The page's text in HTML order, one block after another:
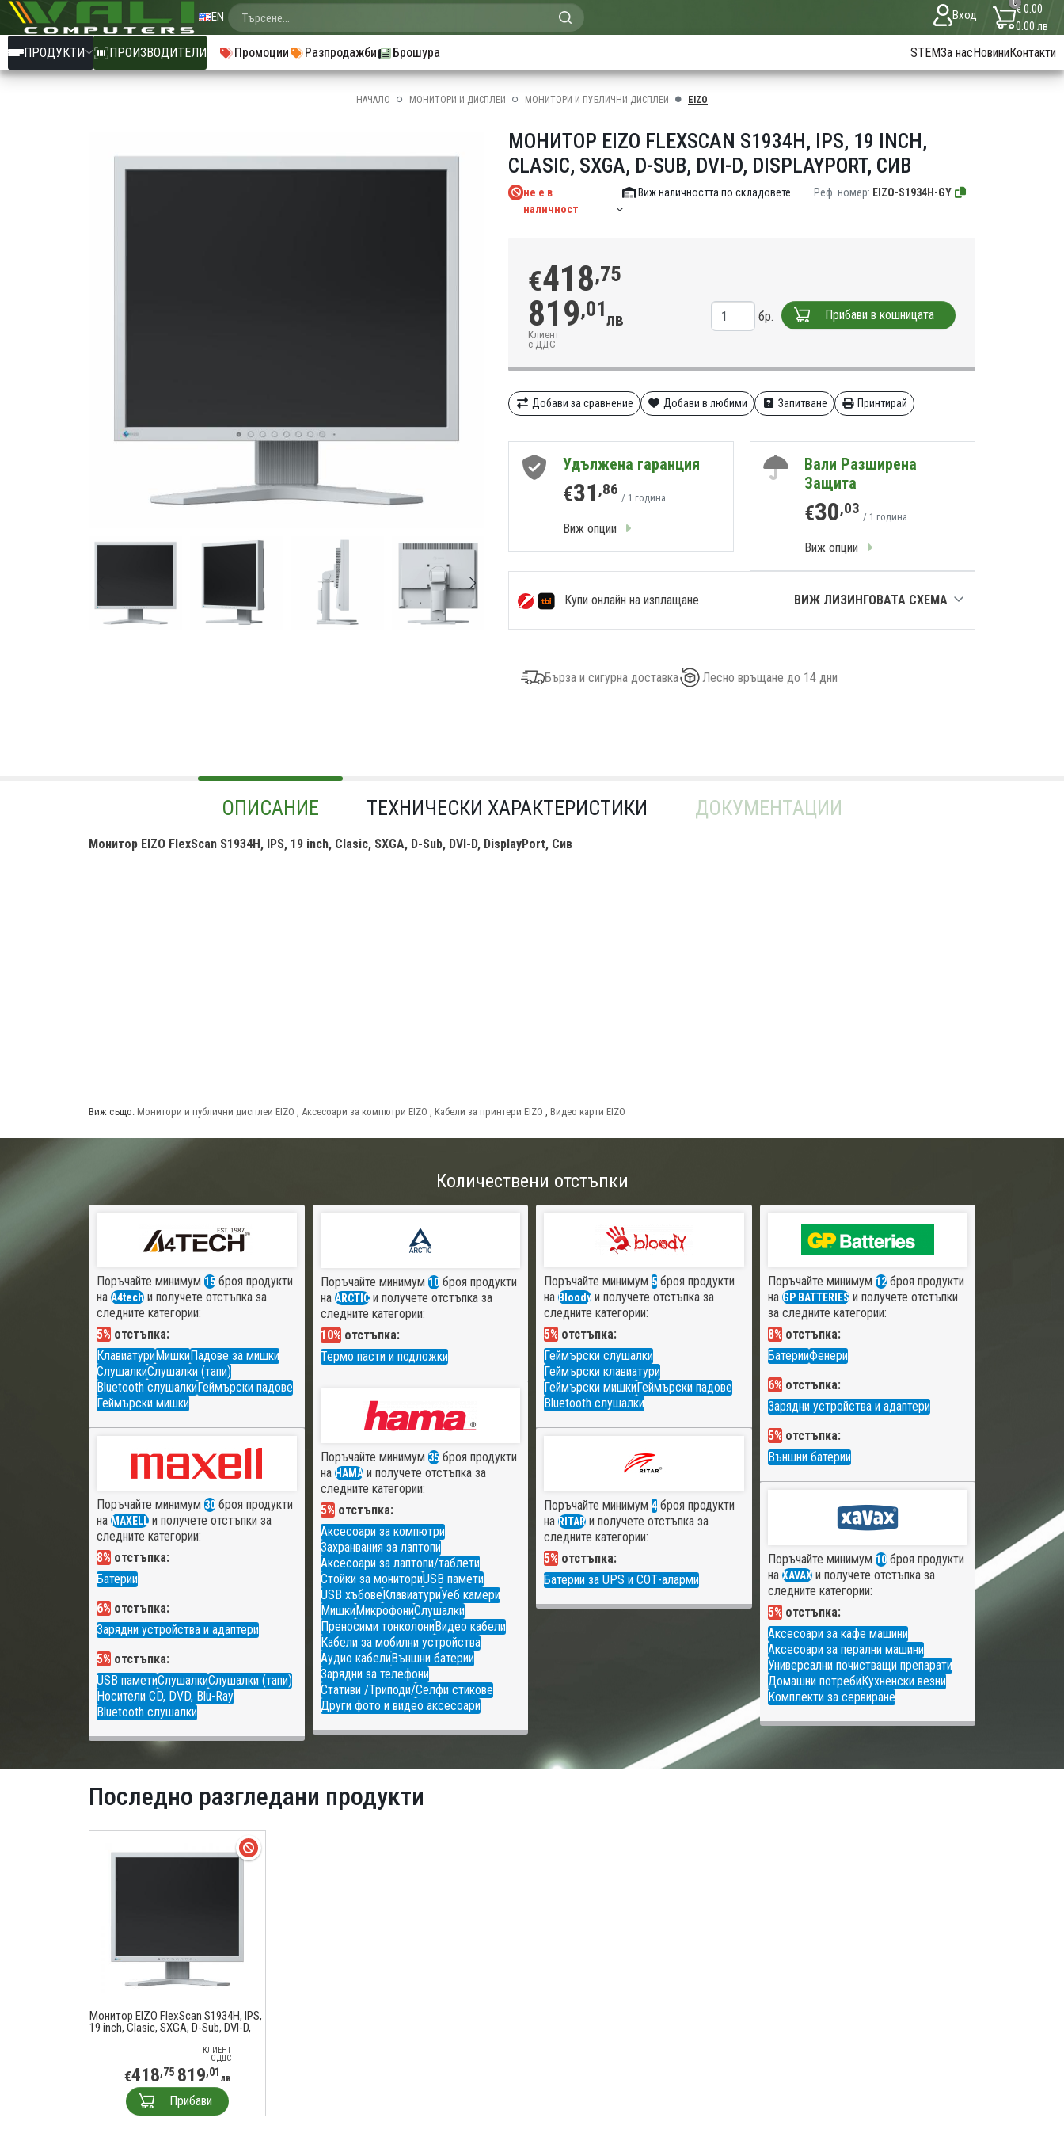
EN Вход
0€ 0.00
0.00 лв
ПРОДУКТИ ПРОИЗВОДИТЕЛИ Промоции Разпродажби Брошура STEMЗа насНовиниКонтакти
НАЧАЛО МОНИТОРИ И ДИСПЛЕИ МОНИТОРИ И ПУБЛИЧНИ ДИСПЛЕИ EIZO
МОНИТОР EIZO FLEXSCAN S1934H, IPS, 19 INCH,
CLASIC, SXGA, D-SUB, DVI-D, DISPLAYPORT, СИВ
не е в
наличност
Виж наличността по складовете Реф. номер: EIZO-S1934H-GY
€418,75
819,01лв
Клиент
с ДДС
бр. Прибави в кошницата
Добави за сравнение Добави в любими Запитване Принтирай
Удължена гаранция
€31 ,86 / 1 година
Виж опции
Вали Разширена
Защита
€30,03 / 1 година
Виж опции
Купи онлайн на изплащане ВИЖ ЛИЗИНГОВАТА СХЕМА
Бърза и сигурна доставка Лесно връщане до 14 дни
ОПИСАНИЕ ТЕХНИЧЕСКИ ХАРАКТЕРИСТИКИ ДОКУМЕНТАЦИИ
Монитор EIZO FlexScan S1934H, IPS, 19 inch, Clasic, SXGA, D-Sub, DVI-D, DisplayPort, Сив
Виж също: Монитори и публични дисплеи EIZO , Аксесоари за компютри EIZO , Кабели за принтери EIZO , Видео карти EIZO
Количествени отстъпки
Поръчайте минимум 15 броя продукти
на A4tech и получете отстъпка за
следните категории:
5% отстъпка:
КлавиатуриМишкиПадове за мишки
СлушалкиСлушалки (тапи)
Bluetooth слушалкиГеймърски падове
Геймърски мишки
Поръчайте минимум 10броя продукти
на ARCTICи получете отстъпка за
следните категории:
10% отстъпка:
Термо пасти и подложки
Поръчайте минимум 5 броя продукти
на Bloody и получете отстъпка за
следните категории:
5% отстъпка:
Геймърски слушалки
Геймърски клавиатури
Геймърски мишкиГеймърски падове
Bluetooth слушалки
Поръчайте минимум 12броя продукти
на GP BATTERIESи получете отстъпки
за следните категории:
8% отстъпка:
БатерииФенери
6% отстъпка:
Зарядни устройства и адаптери
5% отстъпка:
Външни батерии
Поръчайте минимум 35броя продукти
на HAMAи получете отстъпка за
следните категории:
5% отстъпка:
Аксесоари за компютри
Захранвания за лаптопи
Аксесоари за лаптопи/таблети
Стойки за мониториUSB памети
USB хъбове КлавиатуриУеб камери
МишкиМикрофониСлушалки
Преносими тонколониВидео кабели
Кабели за мобилни устройства
Аудио кабелиВъншни батерии
Зарядни за телефони
Стативи /Триподи/Селфи стикове
Други фото и видео аксесоари
Поръчайте минимум 30 броя продукти
на MAXELL и получете отстъпки за
следните категории:
8% отстъпка:
Батерии
6% отстъпка:
Зарядни устройства и адаптери
5% отстъпка:
USB паметиСлушалкиСлушалки (тапи)
Носители CD, DVD, Blu-Ray
Bluetooth слушалки
Поръчайте минимум 4 броя продукти
на RITAR и получете отстъпка за
следните категории:
5% отстъпка:
Батерии за UPS и СОТ-аларми
Поръчайте минимум 10броя продукти
на XAVAXи получете отстъпка за
следните категории:
5% отстъпка:
Аксесоари за кафе машини
Аксесоари за перални машини
Универсални почистващи препарати
Домашни потребиКухненски везни
Комплекти за сервиране
Последно разгледани продукти
Монитор EIZO FlexScan S1934H, IPS,
19 inch, Clasic, SXGA, D-Sub, DVI-D,
КЛИЕНТ
С ДДС
€418,75 819,01 лв
Прибави